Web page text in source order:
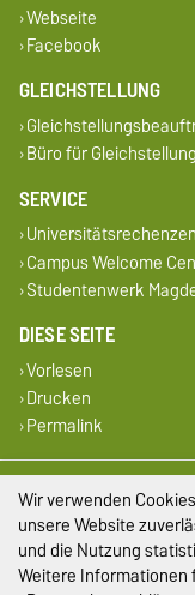
Webseite
Facebook
GLEICHSTELLUNG
Büro für
SERVICE
Campus Welcome
Studentenwerk
DIESE SEITE
Vorlesen
Drucken
Permalink
Wir verwenden
unsere Website
und die Nutzung
Weitere Informationen